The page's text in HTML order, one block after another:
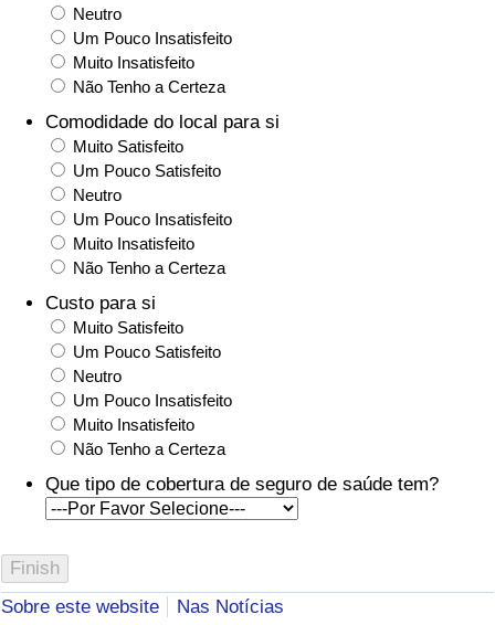
Neutro
Um Pouco Insatisfeito
Muito Insatisfeito
Não Tenho a Certeza
Comodidade do local para si
Muito Satisfeito
Um Pouco Satisfeito
Neutro
Um Pouco Insatisfeito
Muito Insatisfeito
Não Tenho a Certeza
Custo para si
Muito Satisfeito
Um Pouco Satisfeito
Neutro
Um Pouco Insatisfeito
Muito Insatisfeito
Não Tenho a Certeza
Que tipo de cobertura de seguro de saúde tem?
Sobre este website Nas Notícias